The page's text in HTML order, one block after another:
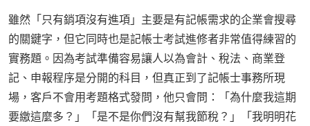
雖然「只有銷項沒有進項」主要是有記帳需求的企業會搜尋
的關鍵字，但它同時也是記帳士考試進修者非常值得練習的
實務題。因為考試準備容易讓人以為會計、稅法、商業登
記、申報程序是分開的科目，但真正到了記帳士事務所現
場，客戶不會用考題格式發問，他只會問：「為什麼我這期
要繳這麼多？」「是不是你們沒有幫我節稅？」「我明明花